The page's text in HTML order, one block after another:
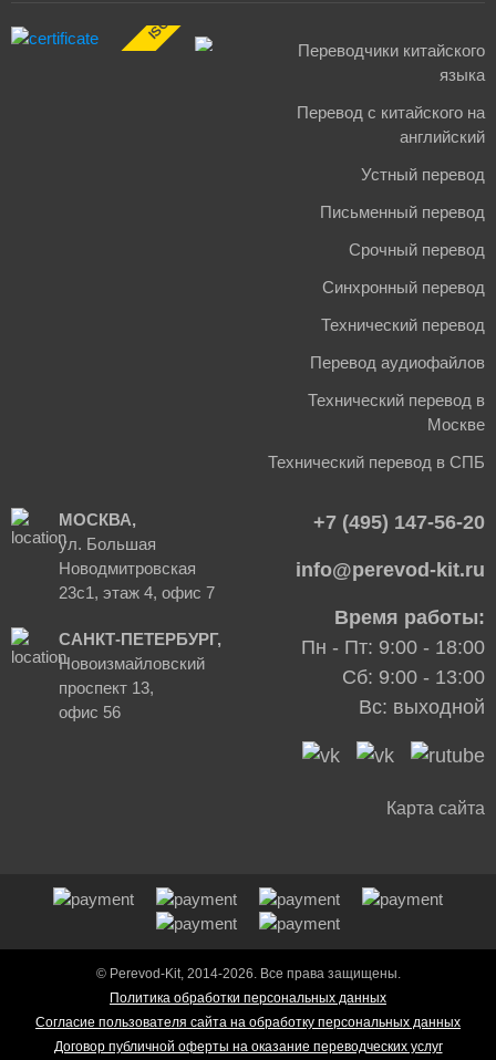
Переводчики китайского
языка
Перевод с китайского на
английский
Устный перевод
Письменный перевод
Срочный перевод
Синхронный перевод
Технический перевод
Перевод аудиофайлов
Технический перевод в
Москве
Технический перевод в СПБ
МОСКВА,
ул. Большая
Новодмитровская
23с1, этаж 4, офис 7
САНКТ-ПЕТЕРБУРГ,
Новоизмайловский
проспект 13,
офис 56
+7 (495) 147-56-20
info@perevod-kit.ru
Время работы:
Пн - Пт: 9:00 - 18:00
Сб: 9:00 - 13:00
Вс: выходной
Карта сайта
© Perevod-Kit, 2014-2026. Все права защищены.
Политика обработки персональных данных
Согласие пользователя сайта на обработку персональных данных
Договор публичной оферты на оказание переводческих услуг